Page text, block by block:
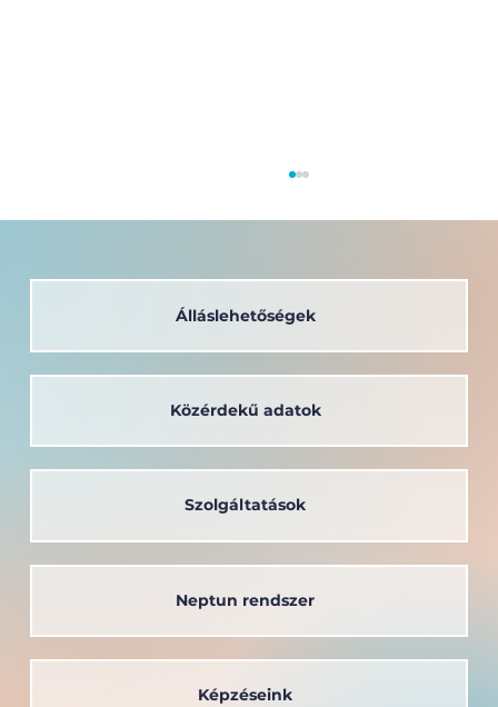
Álláslehetőségek
Neptun rendszer
Szolgáltatások
Közérdekű adatok
Képzéseink